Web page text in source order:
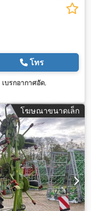
โทร
เบรกอากาศอัด,
โฆษณาขนาดเล็ก